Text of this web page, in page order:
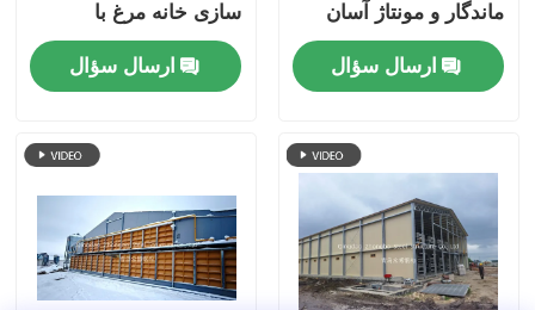
ماندگار و مونتاژ آسان
برای پرورش مرغ
ارسال سؤال
سازی خانه مرغ با
طراحی ساختاری قوی
برای پرورش مرغ
ارسال سؤال